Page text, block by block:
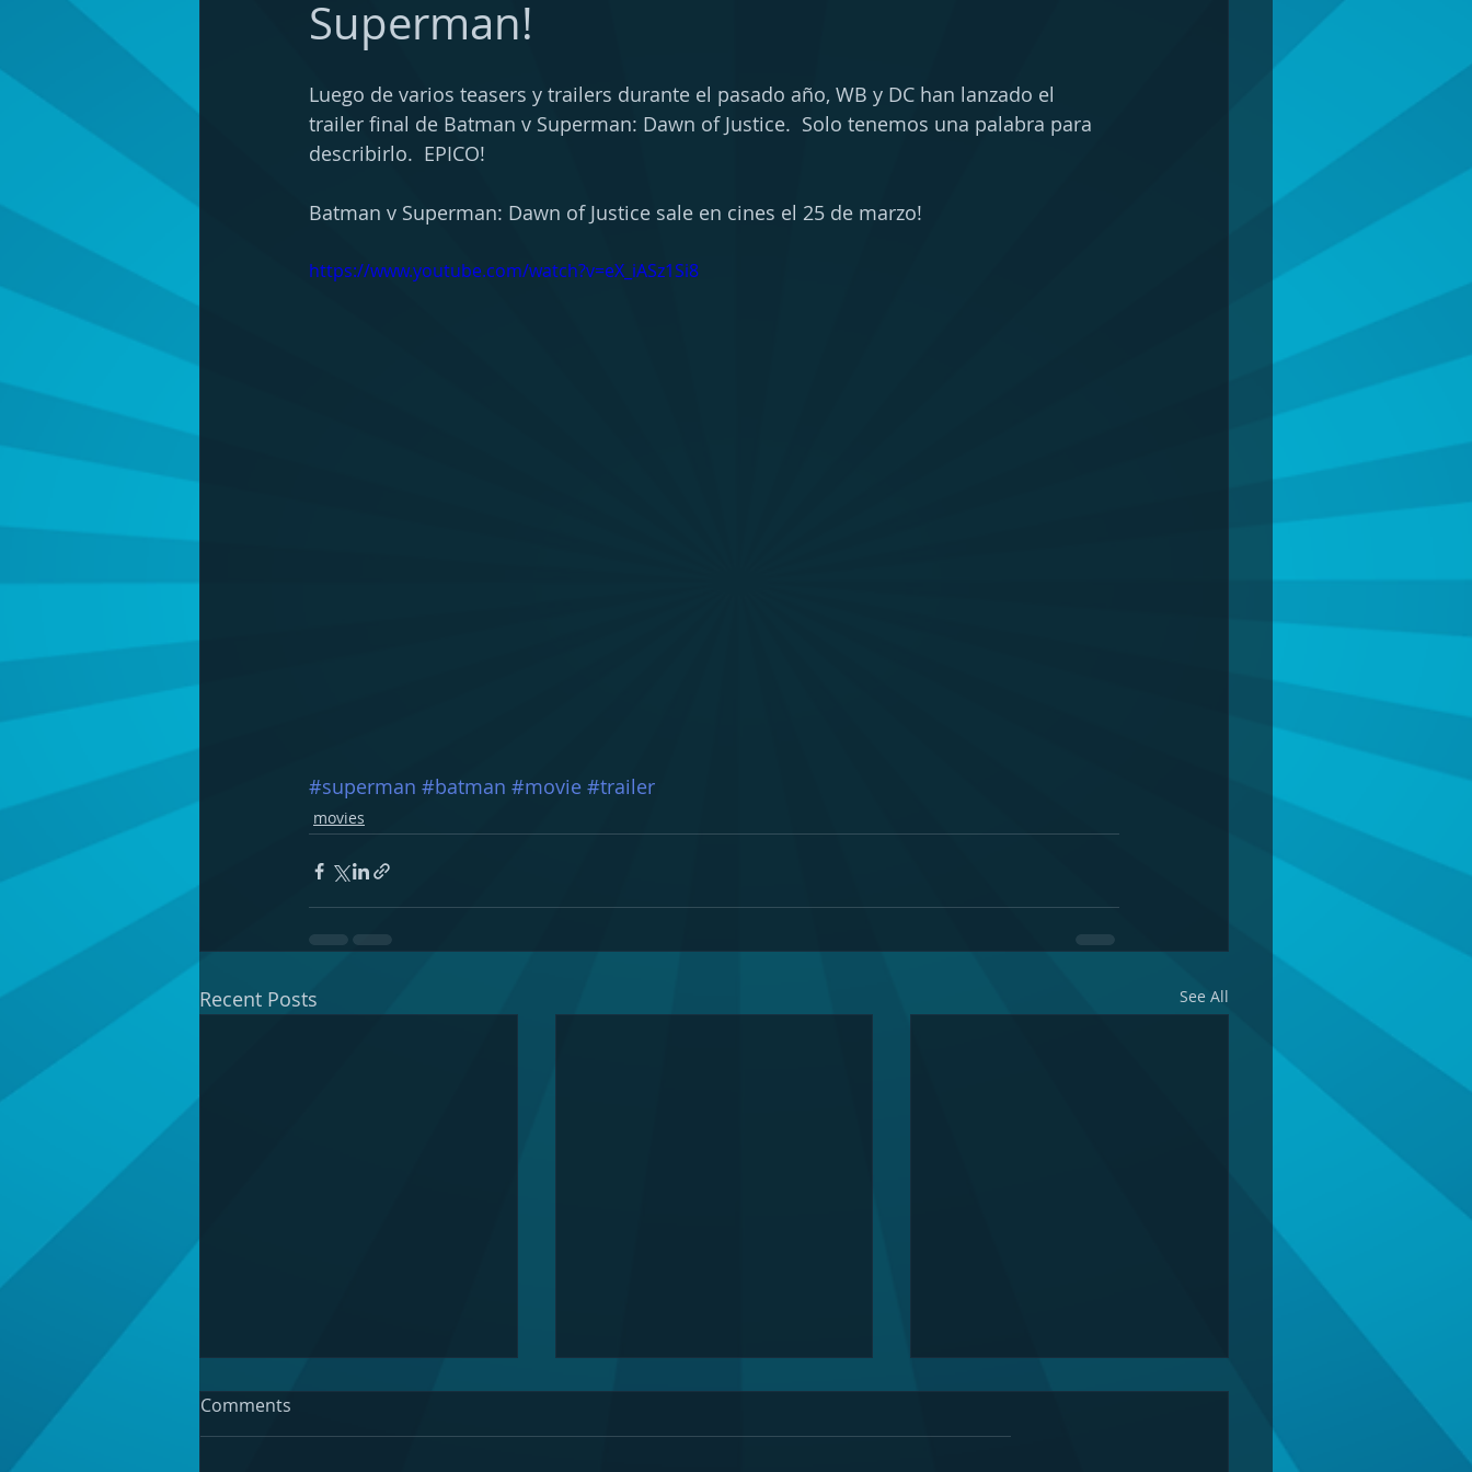
Superman!
Luego de varios teasers y trailers durante el pasado año, WB y DC han lanzado el
trailer final de Batman v Superman: Dawn of Justice.  Solo tenemos una palabra para
describirlo.  EPICO!
Batman v Superman: Dawn of Justice sale en cines el 25 de marzo!
https://www.youtube.com/watch?v=eX_iASz1Si8
#superman #batman #movie #trailer
movies
Recent Posts See All
Comments